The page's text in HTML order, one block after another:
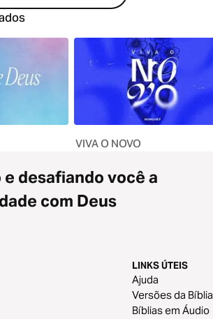
VIVA O NOVO
desafiando você a
com Deus
LINKS ÚTEIS
Ajuda
Versões da Bíblia
Bíblias em Áudio